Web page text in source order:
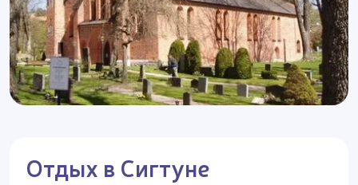
Отдых в Сигтуне